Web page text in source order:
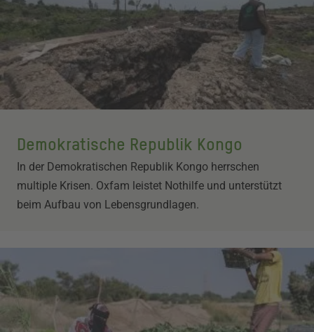
Demokratische Republik Kongo
In der Demokratischen Republik Kongo herrschen
multiple Krisen. Oxfam leistet Nothilfe und unterstützt
beim Aufbau von Lebensgrundlagen.